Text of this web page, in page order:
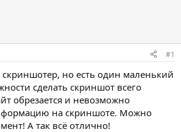
#1
но есть один маленький
сделать скриншот всего
обрезается и невозможно
на скриншоте. Можно
А так всё отлично!